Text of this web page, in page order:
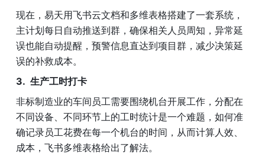
现在，易天用飞书云文档和多维表格搭建了一套系统，
主计划每日自动推送到群，确保相关人员周知，异常延
误也能自动提醒，预警信息直达到项目群，减少决策延
误的补救成本。
生产工时打卡
非标制造业的车间员工需要围绕机台开展工作，分配在
不同设备、不同环节上的工时统计是一个难题，如何准
确记录员工花费在每一个机台的时间，从而计算人效、
成本，飞书多维表格给出了解法。